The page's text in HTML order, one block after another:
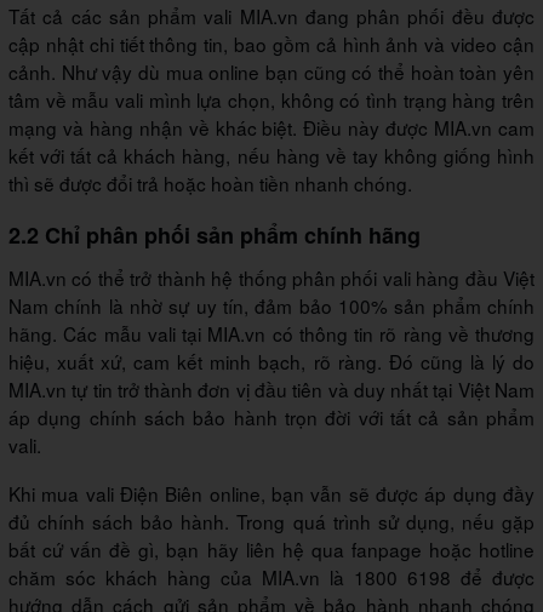
Tất cả các sản phẩm vali MIA.vn đang phân phối đều được
cập nhật chi tiết thông tin, bao gồm cả hình ảnh và video cận
cảnh. Như vậy dù mua online bạn cũng có thể hoàn toàn yên
tâm về mẫu vali mình lựa chọn, không có tình trạng hàng trên
mạng và hàng nhận về khác biệt. Điều này được MIA.vn cam
kết với tất cả khách hàng, nếu hàng về tay không giống hình
thì sẽ được đổi trả hoặc hoàn tiền nhanh chóng.
2.2 Chỉ phân phối sản phẩm chính hãng
MIA.vn có thể trở thành hệ thống phân phối vali hàng đầu Việt
Nam chính là nhờ sự uy tín, đảm bảo 100% sản phẩm chính
hãng. Các mẫu vali tại MIA.vn có thông tin rõ ràng về thương
hiệu, xuất xứ, cam kết minh bạch, rõ ràng. Đó cũng là lý do
MIA.vn tự tin trở thành đơn vị đầu tiên và duy nhất tại Việt Nam
áp dụng chính sách bảo hành trọn đời với tất cả sản phẩm
vali.
Khi mua vali Điện Biên online, bạn vẫn sẽ được áp dụng đầy
đủ chính sách bảo hành. Trong quá trình sử dụng, nếu gặp
bất cứ vấn đề gì, bạn hãy liên hệ qua fanpage hoặc hotline
chăm sóc khách hàng của MIA.vn là 1800 6198 để được
hướng dẫn cách gửi sản phẩm về bảo hành nhanh chóng